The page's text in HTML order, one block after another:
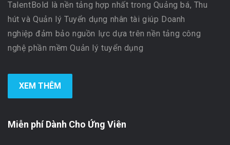
TalentBold là nền tảng hợp nhất trong Quảng bá, Thu
hút và Quản lý Tuyển dụng nhân tài giúp Doanh
nghiệp đảm bảo nguồn lực dựa trên nền tảng công
nghệ phần mềm Quản lý tuyển dụng
XEM THÊM
Miễn phí Dành Cho Ứng Viên